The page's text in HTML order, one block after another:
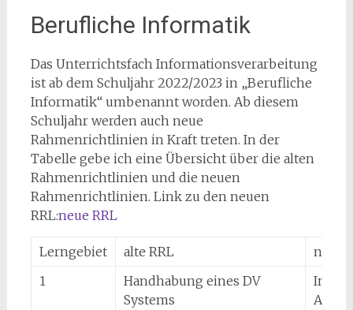
Berufliche Informatik
Das Unterrichtsfach Informationsverarbeitung
ist ab dem Schuljahr 2022/2023 in „Berufliche
Informatik“ umbenannt worden. Ab diesem
Schuljahr werden auch neue
Rahmenrichtlinien in Kraft treten. In der
Tabelle gebe ich eine Übersicht über die alten
Rahmenrichtlinien und die neuen
Rahmenrichtlinien. Link zu den neuen
RRL:neue RRL
Lerngebiet alte RRL
neue
1
Handhabung eines DV
Systems